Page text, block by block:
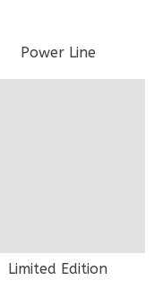
Power Line
Limited Edition